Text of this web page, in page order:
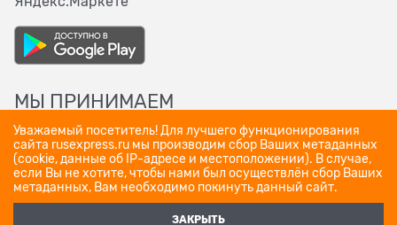
МЫ ПРИНИМАЕМ
Уважаемый посетитель! Для лучшего функционирования
сайта rusexpress.ru мы производим сбор Ваших метаданных
(cookie, данные об IP-адресе и местоположении). В случае,
если Вы не хотите, чтобы нами был осуществлён сбор Ваших
метаданных, Вам необходимо покинуть данный сайт.
ЗАКРЫТЬ